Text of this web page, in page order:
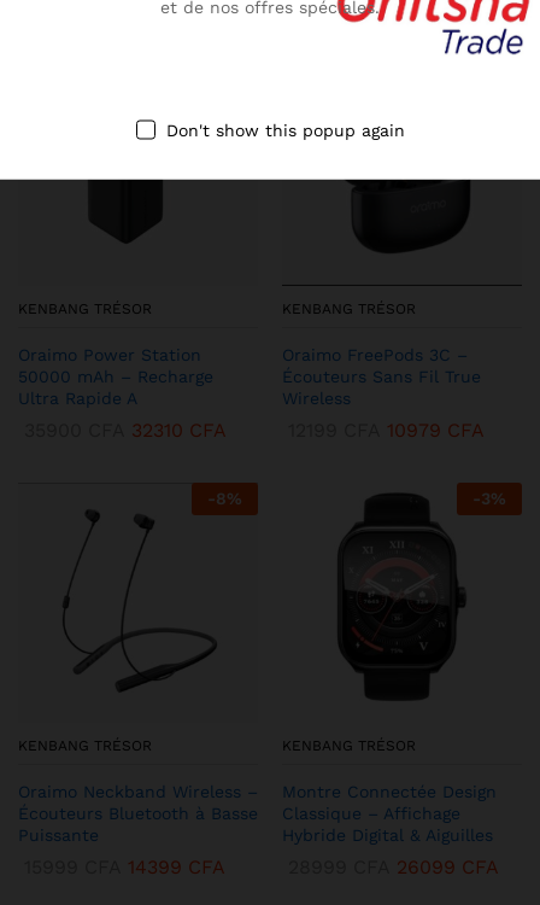
KENBANG TRÉSOR
Oraimo Power Station
50000 mAh – Recharge
Ultra Rapide A
32310 CFA
- %
KENBANG TRÉSOR
Oraimo FreePods 3C –
Écouteurs Sans Fil True
Wireless
10979 CFA
-8%
KENBANG TRÉSOR
Oraimo Neckband Wireless –
Écouteurs Bluetooth à Basse
Puissante
14399 CFA
-3%
KENBANG TRÉSOR
Montre Connectée Design
Classique – Affichage
Hybride Digital & Aiguilles
26099 CFA
et de nos offres spéciales.
Don't show this popup again